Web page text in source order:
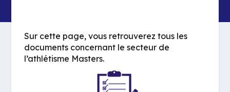
Sur cette page, vous retrouverez tous les
documents concernant le secteur de
l’athlétisme Masters.